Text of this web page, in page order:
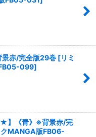
赤/完全版29巻 [リミ
099]
】《青》※背景赤/完
クMANGA版FB06-